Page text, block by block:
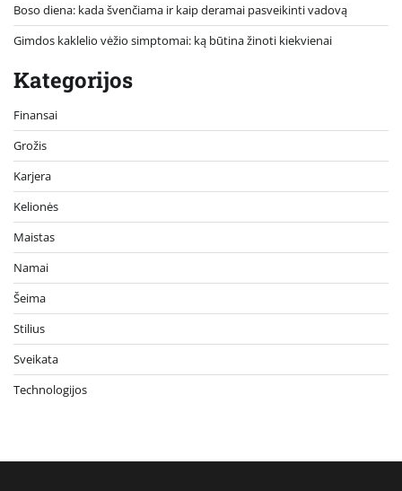
Boso diena: kada švenčiama ir kaip deramai pasveikinti vadovą
Gimdos kaklelio vėžio simptomai: ką būtina žinoti kiekvienai
Kategorijos
Finansai
Grožis
Karjera
Kelionės
Maistas
Namai
Šeima
Stilius
Sveikata
Technologijos